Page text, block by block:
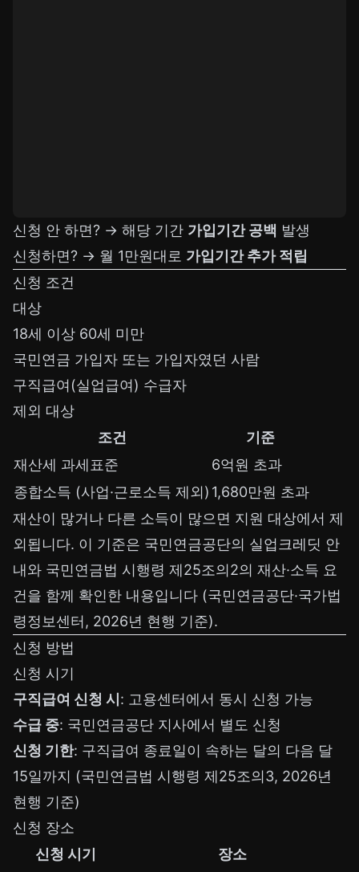
신청 안 하면? → 해당 기간 가입기간 공백 발생
신청하면? → 월 1만원대로 가입기간 추가 적립
신청 조건
대상
18세 이상 60세 미만
국민연금 가입자 또는 가입자였던 사람
구직급여(실업급여) 수급자
제외 대상
조건
기준
재산세 과세표준
6억원 초과
종합소득 (사업·근로소득 제외) 1,680만원 초과
재산이 많거나 다른 소득이 많으면 지원 대상에서 제
외됩니다. 이 기준은 국민연금공단의 실업크레딧 안
내와 국민연금법 시행령 제25조의2의 재산·소득 요
건을 함께 확인한 내용입니다 (국민연금공단·국가법
령정보센터, 2026년 현행 기준).
신청 방법
신청 시기
구직급여 신청 시 : 고용센터에서 동시 신청 가능
수급 중: 국민연금공단 지사에서 별도 신청
신청 기한: 구직급여 종료일이 속하는 달의 다음 달
15일까지 (국민연금법 시행령 제25조의3, 2026년
현행 기준)
신청 장소
신청 시기
장소